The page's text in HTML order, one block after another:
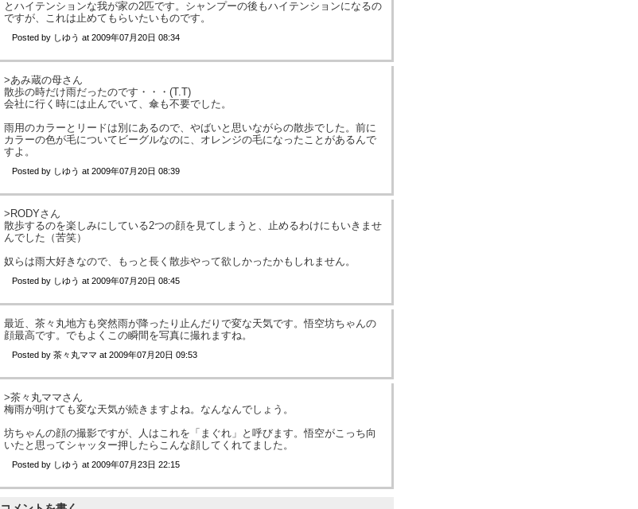
とハイテンションな我が家の2匹です。シャンプーの後もハイテンションになるの
ですが、これは止めてもらいたいものです。
Posted by しゆう at 2009年07月20日 08:34
>あみ蔵の母さん
散歩の時だけ雨だったのです・・・(T.T)
会社に行く時には止んでいて、傘も不要でした。
雨用のカラーとリードは別にあるので、やばいと思いながらの散歩でした。前に
カラーの色が毛についてビーグルなのに、オレンジの毛になったことがあるんで
すよ。
Posted by しゆう at 2009年07月20日 08:39
>RODYさん
散歩するのを楽しみにしている2つの顔を見てしまうと、止めるわけにもいきませ
んでした（苦笑）
奴らは雨大好きなので、もっと長く散歩やって欲しかったかもしれません。
Posted by しゆう at 2009年07月20日 08:45
最近、茶々丸地方も突然雨が降ったり止んだりで変な天気です。悟空坊ちゃんの
顔最高です。でもよくこの瞬間を写真に撮れますね。
Posted by 茶々丸ママ at 2009年07月20日 09:53
>茶々丸ママさん
梅雨が明けても変な天気が続きますよね。なんなんでしょう。
坊ちゃんの顔の撮影ですが、人はこれを「まぐれ」と呼びます。悟空がこっち向
いたと思ってシャッター押したらこんな顔してくれてました。
Posted by しゆう at 2009年07月23日 22:15